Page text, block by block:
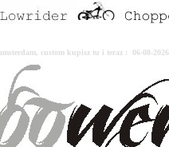
custom kupisz tu i teraz : 06-08-